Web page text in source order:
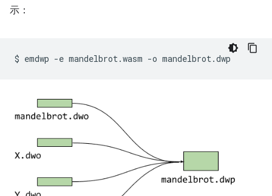
示：
$ emdwp -e mandelbrot.wasm -o